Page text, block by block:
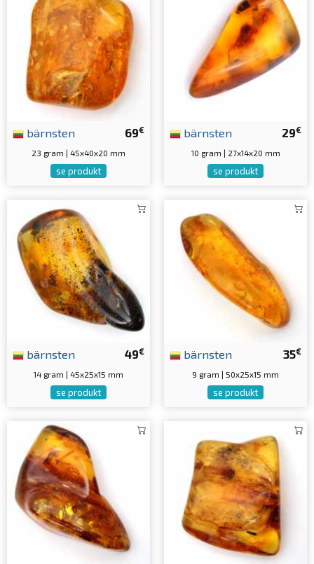
69€
bärnsten
23 gram | 45x40x20 mm
se produkt
29€
bärnsten
10 gram | 27x14x20 mm
se produkt
49€
bärnsten
14 gram | 45x25x15 mm
se produkt
35€
bärnsten
9 gram | 50x25x15 mm
se produkt